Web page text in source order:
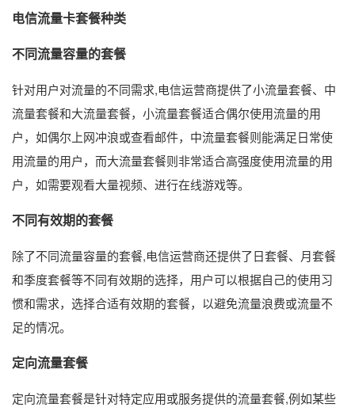
电信流量卡套餐种类
不同流量容量的套餐
针对用户对流量的不同需求,电信运营商提供了小流量套餐、中
流量套餐和大流量套餐，小流量套餐适合偶尔使用流量的用
户，如偶尔上网冲浪或查看邮件，中流量套餐则能满足日常使
用流量的用户，而大流量套餐则非常适合高强度使用流量的用
户，如需要观看大量视频、进行在线游戏等。
不同有效期的套餐
除了不同流量容量的套餐,电信运营商还提供了日套餐、月套餐
和季度套餐等不同有效期的选择，用户可以根据自己的使用习
惯和需求，选择合适有效期的套餐，以避免流量浪费或流量不
足的情况。
定向流量套餐
定向流量套餐是针对特定应用或服务提供的流量套餐,例如某些